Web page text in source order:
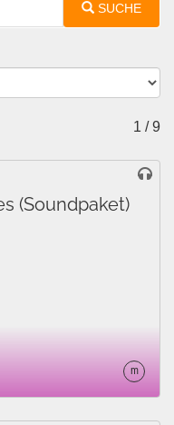
SUCHE
1 / 9
(Soundpaket)
m